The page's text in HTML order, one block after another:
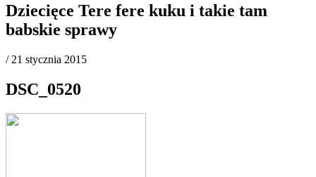
Dziecięce Tere fere kuku i takie tam
babskie sprawy
/ 21 stycznia 2015
DSC_0520